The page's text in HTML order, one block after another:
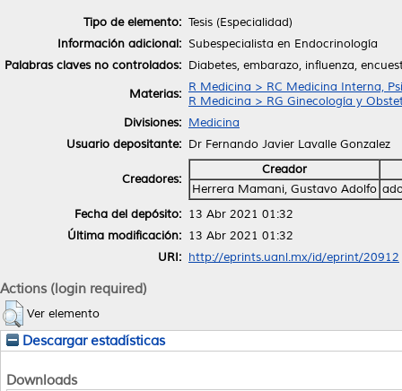
Tipo de elemento: Tesis (Especialidad)
Información adicional: Subespecialista en Endocrinología
Palabras claves no controlados: Diabetes, embarazo, influenza,
Materias: R Medicina > RC Medicina Interna,
R Medicina > RG Ginecología y
Divisiones: Medicina
Usuario depositante: Dr Fernando Javier Lavalle Gonzalez
Creadores:
Creador
Herrera Mamani, Gustavo Adolfo
Fecha del depósito: 13 Abr 2021 01:32
Última modificación: 13 Abr 2021 01:32
URI: http://eprints.uanl.mx/id/eprint/20912
Actions (login required)
Ver elemento
Descargar estadísticas
Downloads